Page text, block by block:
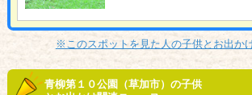
※このスポットを見た人の子供とお出か
青柳第１０公園（草加市）の子供